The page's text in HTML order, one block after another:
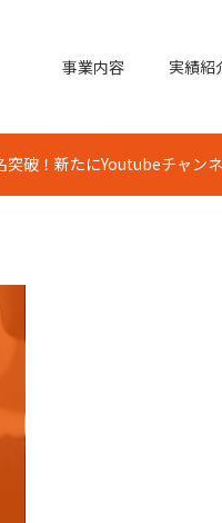
事業内容 実績紹
破！新たにYoutubeチャン